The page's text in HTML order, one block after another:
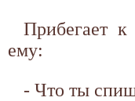
Прибегает к
ему:
- Что ты